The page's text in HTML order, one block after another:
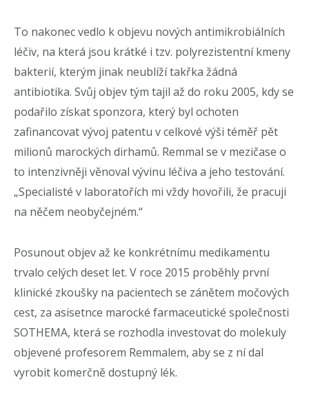
To nakonec vedlo k objevu nových antimikrobiálních
léčiv, na která jsou krátké i tzv. polyrezistentní kmeny
bakterií, kterým jinak neublíží takřka žádná
antibiotika. Svůj objev tým tajil až do roku 2005, kdy se
podařilo získat sponzora, který byl ochoten
zafinancovat vývoj patentu v celkové výši téměř pět
milionů marockých dirhamů. Remmal se v mezičase o
to intenzivněji věnoval vývinu léčiva a jeho testování.
„Specialisté v laboratořích mi vždy hovořili, že pracuji
na něčem neobyčejném.“
Posunout objev až ke konkrétnímu medikamentu
trvalo celých deset let. V roce 2015 proběhly první
klinické zkoušky na pacientech se zánětem močových
cest, za asisetnce marocké farmaceutické společnosti
SOTHEMA, která se rozhodla investovat do molekuly
objevené profesorem Remmalem, aby se z ní dal
vyrobit komerčně dostupný lék.